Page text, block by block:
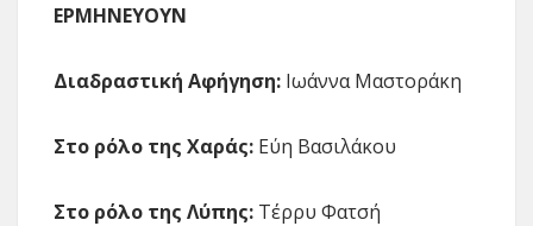
ΕΡΜΗΝΕΥΟΥΝ
Διαδραστική Αφήγηση: Ιωάννα Μαστοράκη
Στο ρόλο της Χαράς: Eύη Βασιλάκου
Στο ρόλο της Λύπης: Τέρρυ Φατσή